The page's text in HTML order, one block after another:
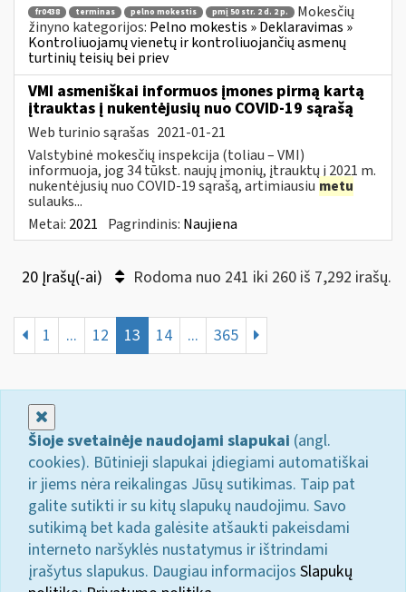
fr0438 terminas pelno mokestis pmį 50 str. 2 d. 2 p.
Mokesčių
žinyno kategorijos: Pelno mokestis » Deklaravimas »
Kontroliuojamų vienetų ir kontroliuojančių asmenų
turtinių teisių bei priev
VMI asmeniškai informuos įmones pirmą kartą
įtrauktas į nukentėjusių nuo COVID-19 sąrašą
Web turinio sąrašas 2021-01-21
Valstybinė mokesčių inspekcija (toliau – VMI)
informuoja, jog 34 tūkst. naujų įmonių, įtrauktų į 2021 m.
nukentėjusių nuo COVID-19 sąrašą, artimiausiu metu
sulauks...
Metai: 2021 Pagrindinis: Naujiena
20 Įrašų(-ai) Rodoma nuo 241 iki 260 iš 7,292 irašų.
1 ... 12 13 14 ... 365
Šioje svetainėje naudojami slapukai (angl.
cookies). Būtinieji slapukai įdiegiami automatiškai
ir jiems nėra reikalingas Jūsų sutikimas. Taip pat
galite sutikti ir su kitų slapukų naudojimu. Savo
sutikimą bet kada galėsite atšaukti pakeisdami
interneto naršyklės nustatymus ir ištrindami
įrašytus slapukus. Daugiau informacijos Slapukų